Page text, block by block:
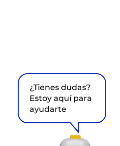
¿Tienes dudas?
Estoy aquí para
ayudarte